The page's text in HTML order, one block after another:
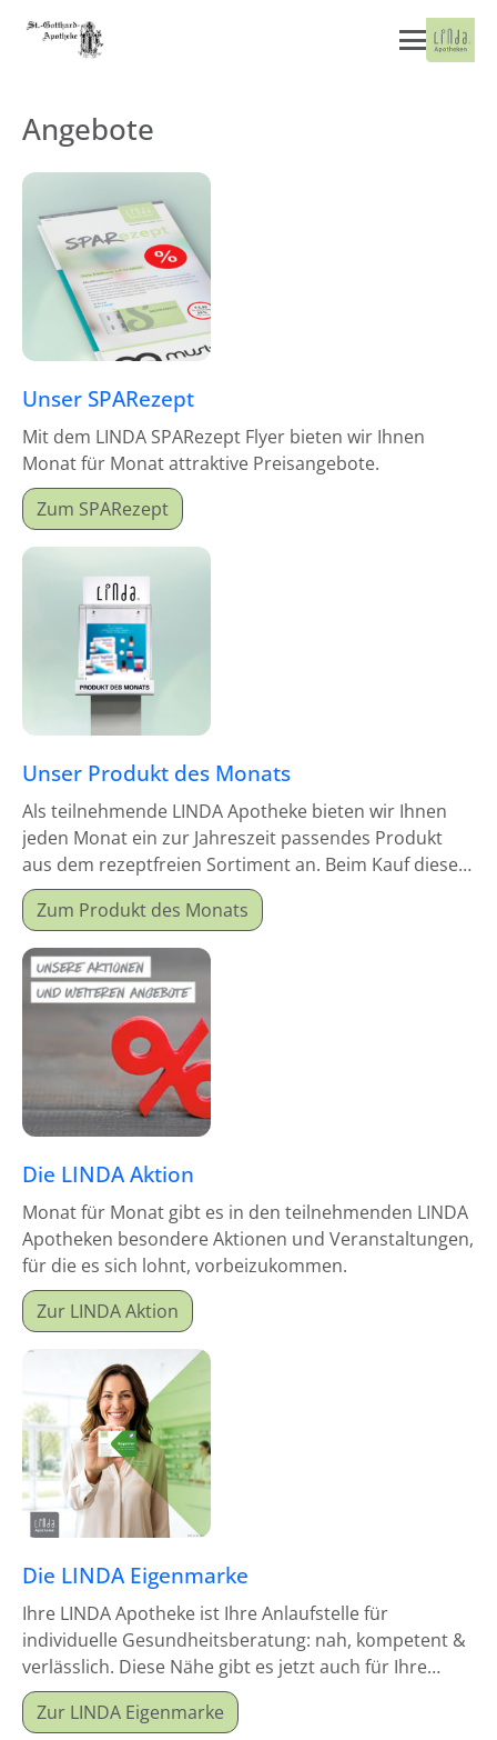
Angebote
Unser SPARezept
Mit dem LINDA SPARezept Flyer bieten wir Ihnen
Monat für Monat attraktive Preisangebote.
Zum SPARezept
Unser Produkt des Monats
Als teilnehmende LINDA Apotheke bieten wir Ihnen
jeden Monat ein zur Jahreszeit passendes Produkt
aus dem rezeptfreien Sortiment an. Beim Kauf dieses
Monatsproduktes erhalten Sie einen Mitgabeartikel
gratis dazu.
Zum Produkt des Monats
Die LINDA Aktion
Monat für Monat gibt es in den teilnehmenden LINDA
Apotheken besondere Aktionen und Veranstaltungen,
für die es sich lohnt, vorbeizukommen.
Zur LINDA Aktion
Die LINDA Eigenmarke
Ihre LINDA Apotheke ist Ihre Anlaufstelle für
individuelle Gesundheitsberatung: nah, kompetent &
verlässlich. Diese Nähe gibt es jetzt auch für Ihre
Hausapotheke!
Zur LINDA Eigenmarke